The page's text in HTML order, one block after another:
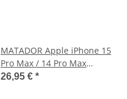
MATADOR Apple iPhone 15
Pro Max / 14 Pro Max
Lederhülle Schwarz
26,95 € *